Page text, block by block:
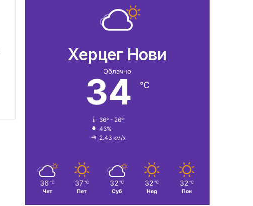
Херцег Нови
Облачно
34 ℃
36º - 26º
43%
2.43 км/х
36 ℃
Чет
37 ℃
Пет
32 ℃
Суб
32 ℃
Нед
32 ℃
Пон